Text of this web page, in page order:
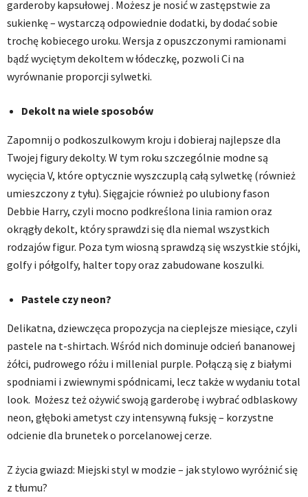
garderoby kapsułowej . Możesz je nosić w zastępstwie za
sukienkę – wystarczą odpowiednie dodatki, by dodać sobie
trochę kobiecego uroku. Wersja z opuszczonymi ramionami
bądź wyciętym dekoltem w łódeczkę, pozwoli Ci na
wyrównanie proporcji sylwetki.
Dekolt na wiele sposobów
Zapomnij o podkoszulkowym kroju i dobieraj najlepsze dla
Twojej figury dekolty. W tym roku szczególnie modne są
wycięcia V, które optycznie wyszczuplą całą sylwetkę (również
umieszczony z tyłu). Sięgajcie również po ulubiony fason
Debbie Harry, czyli mocno podkreślona linia ramion oraz
okrągły dekolt, który sprawdzi się dla niemal wszystkich
rodzajów figur. Poza tym wiosną sprawdzą się wszystkie stójki,
golfy i półgolfy, halter topy oraz zabudowane koszulki.
Pastele czy neon?
Delikatna, dziewczęca propozycja na cieplejsze miesiące, czyli
pastele na t-shirtach. Wśród nich dominuje odcień bananowej
żółci, pudrowego różu i millenial purple. Połączą się z białymi
spodniami i zwiewnymi spódnicami, lecz także w wydaniu total
look. Możesz też ożywić swoją garderobę i wybrać odblaskowy
neon, głęboki ametyst czy intensywną fuksję – korzystne
odcienie dla brunetek o porcelanowej cerze.
Z życia gwiazd: Miejski styl w modzie – jak stylowo wyróżnić się
z tłumu?